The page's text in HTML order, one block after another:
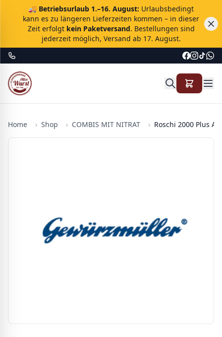
🚚 Betriebsurlaub 1.–16. August: Urlaubsbedingt
kann es zu längeren Lieferzeiten kommen – in dieser
Zeit erfolgt kein Paketversand. Bestellungen sind
jederzeit möglich, Versand ab 17. August.
Home › Shop › COMBIS MIT NITRAT › Roschi 2000 Plus